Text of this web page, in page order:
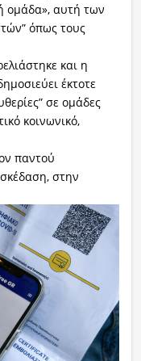
ομάδα», αυτή των
όπως τους
και η
έκτοτε
σε ομάδες
κοινωνικό,
παντού
στην